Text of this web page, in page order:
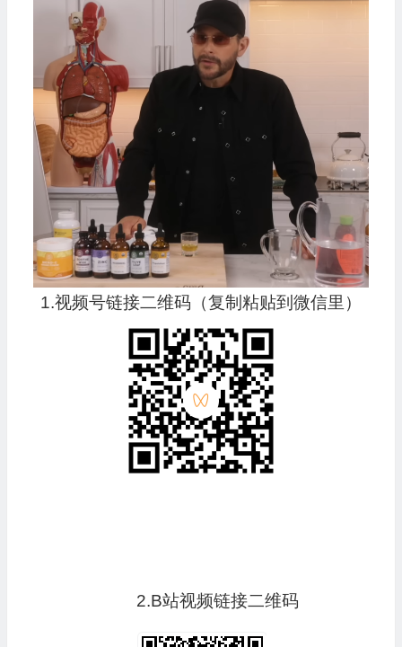
1.视频号链接二维码（复制粘贴到微信里）
2.B站视频链接二维码